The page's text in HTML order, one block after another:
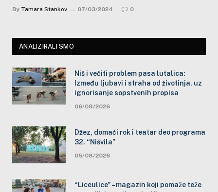
By Tamara Stankov 07/03/2024 0
ANALIZIRALI SMO
Niš i večiti problem pasa lutalica:
Između ljubavi i straha od životinja, uz
ignorisanje sopstvenih propisa
06/08/2026
Džez, domaći rok i teatar deo programa
32. “Nišvila”
05/08/2026
“Liceulice” – magazin koji pomaže teže